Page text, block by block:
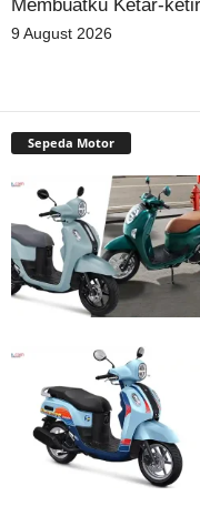
Membuatku Ketar-ketir
9 August 2026
Sepeda Motor